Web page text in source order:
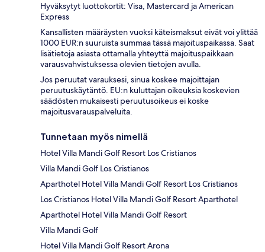
Hyväksytyt luottokortit: Visa, Mastercard ja American
Express
Kansallisten määräysten vuoksi käteismaksut eivät voi ylittää
1000 EUR:n suuruista summaa tässä majoituspaikassa. Saat
lisätietoja asiasta ottamalla yhteyttä majoituspaikkaan
varausvahvistuksessa olevien tietojen avulla.
Jos peruutat varauksesi, sinua koskee majoittajan
peruutuskäytäntö. EU:n kuluttajan oikeuksia koskevien
säädösten mukaisesti peruutusoikeus ei koske
majoitusvarauspalveluita.
Tunnetaan myös nimellä
Hotel Villa Mandi Golf Resort Los Cristianos
Villa Mandi Golf Los Cristianos
Aparthotel Hotel Villa Mandi Golf Resort Los Cristianos
Los Cristianos Hotel Villa Mandi Golf Resort Aparthotel
Aparthotel Hotel Villa Mandi Golf Resort
Villa Mandi Golf
Hotel Villa Mandi Golf Resort Arona